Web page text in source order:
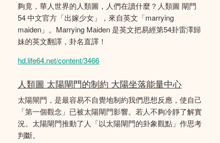
夠竟，華人世界的人類圖，人們在讀什麼？人類圖 閘門
54 中文官方「出嫁少女」，來自英文「marrying
maiden」。Marrying Maiden 是英文把易經第54卦雷澤歸
妹的英文翻譯，卦名直譯！
hd.life64.net/content/3466
人類圖 太陽閘門的制約 大陽坐落能量中心
太陽閘門，是最容易不自覺地制約我們思想反應，使自己
「第一個觀念」已被太陽閘門影響。若人不夠冷靜了解實
況。太陽閘門推動了人「以太陽閘門的卦象觀點」作思考
判斷。